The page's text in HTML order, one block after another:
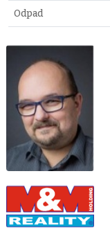
Odpad